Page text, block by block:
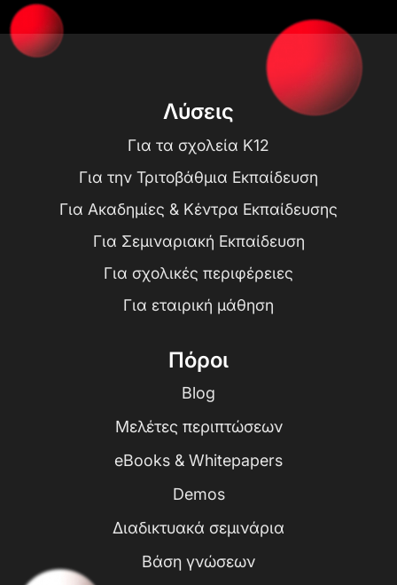
Λύσεις
Για τα σχολεία K12
Για την Τριτοβάθμια Εκπαίδευση
Για Ακαδημίες & Κέντρα Εκπαίδευσης
Για Σεμιναριακή Εκπαίδευση
Για σχολικές περιφέρειες
Για εταιρική μάθηση
Πόροι
Blog
Μελέτες περιπτώσεων
eBooks & Whitepapers
Demos
Διαδικτυακά σεμινάρια
Βάση γνώσεων